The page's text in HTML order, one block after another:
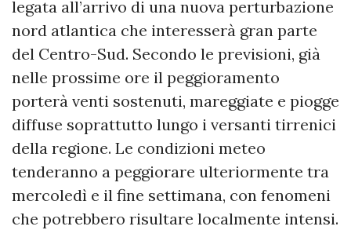
legata all’arrivo di una nuova perturbazione
nord atlantica che interesserà gran parte
del Centro-Sud. Secondo le previsioni, già
nelle prossime ore il peggioramento
porterà venti sostenuti, mareggiate e piogge
diffuse soprattutto lungo i versanti tirrenici
della regione. Le condizioni meteo
tenderanno a peggiorare ulteriormente tra
mercoledì e il fine settimana, con fenomeni
che potrebbero risultare localmente intensi.